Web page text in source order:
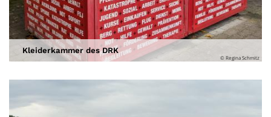
Kleiderkammer des DRK
© Regina Schmitz